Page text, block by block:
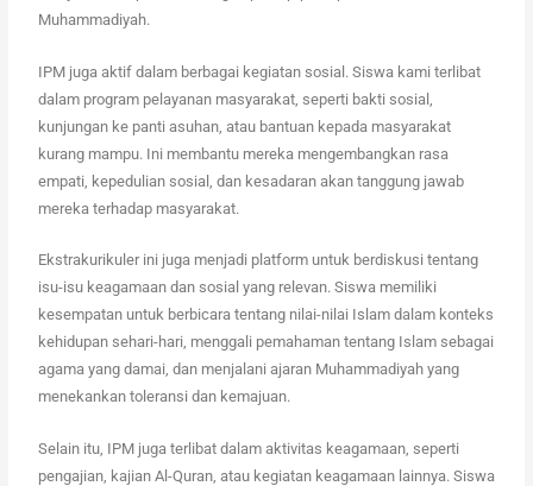
Muhammadiyah.
IPM juga aktif dalam berbagai kegiatan sosial. Siswa kami terlibat
dalam program pelayanan masyarakat, seperti bakti sosial,
kunjungan ke panti asuhan, atau bantuan kepada masyarakat
kurang mampu. Ini membantu mereka mengembangkan rasa
empati, kepedulian sosial, dan kesadaran akan tanggung jawab
mereka terhadap masyarakat.
Ekstrakurikuler ini juga menjadi platform untuk berdiskusi tentang
isu-isu keagamaan dan sosial yang relevan. Siswa memiliki
kesempatan untuk berbicara tentang nilai-nilai Islam dalam konteks
kehidupan sehari-hari, menggali pemahaman tentang Islam sebagai
agama yang damai, dan menjalani ajaran Muhammadiyah yang
menekankan toleransi dan kemajuan.
Selain itu, IPM juga terlibat dalam aktivitas keagamaan, seperti
pengajian, kajian Al-Quran, atau kegiatan keagamaan lainnya. Siswa